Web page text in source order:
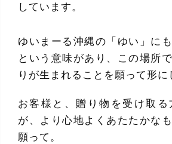
しています。
ゆいまーる沖縄の「ゆい」に
という意味があり、この場所
りが生まれることを願って形に
お客様と、贈り物を受け取る
が、より心地よくあたたかな
願って。